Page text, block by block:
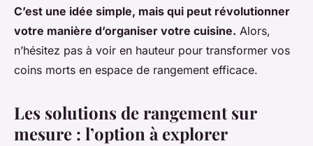
C’est une idée simple, mais qui peut révolutionner
votre manière d’organiser votre cuisine. Alors,
n’hésitez pas à voir en hauteur pour transformer vos
coins morts en espace de rangement efficace.
Les solutions de rangement sur
mesure : l’option à explorer